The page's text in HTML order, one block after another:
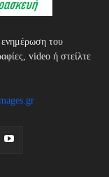
ενημέρωση του
video ή στείλτε